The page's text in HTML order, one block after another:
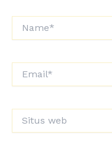
web